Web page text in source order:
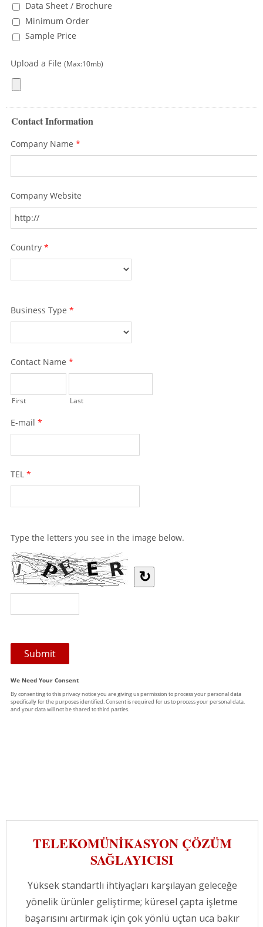
TELEKOMÜNIKASYON ÇÖZÜM
SAĞLAYICISI
Yüksek standartlı ihtiyaçları karşılayan geleceğe
yönelik ürünler geliştirme; küresel çapta işletme
başarısını artırmak için çok yönlü uçtan uca bakır